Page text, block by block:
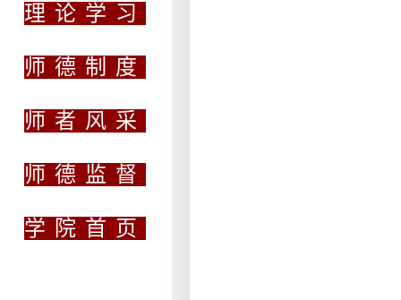
理论学习
师德制度
师者风采
师德监督
学院首页